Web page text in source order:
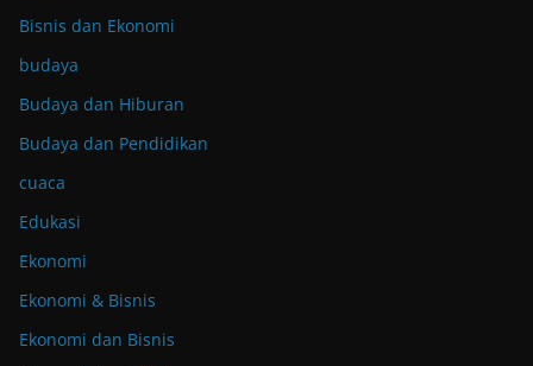
Bisnis dan Ekonomi
budaya
Budaya dan Hiburan
Budaya dan Pendidikan
cuaca
Edukasi
Ekonomi
Ekonomi & Bisnis
Ekonomi dan Bisnis